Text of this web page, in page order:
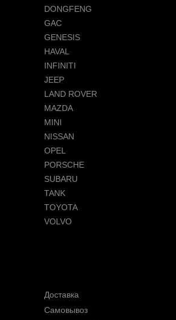
DONGFENG
GAC
GENESIS
HAVAL
INFINITI
JEEP
LAND ROVER
MAZDA
MINI
NISSAN
OPEL
PORSCHE
SUBARU
TANK
TOYOTA
VOLVO
Доставка
Самовывоз